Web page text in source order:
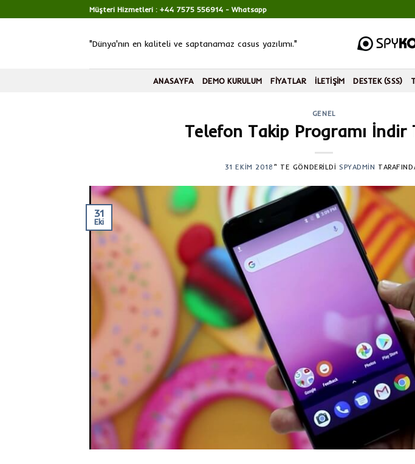
to
Müşteri Hizmetleri : +44 7575 556914 - Whatsapp
"Dünya'nın en kaliteli ve saptanamaz casus yazılımı."
ANASAYFA DEMO KURULUM FIYATLAR İLETIŞIM DESTEK (SSS)
GENEL
Telefon Takip Programı İndir
31 EKIM 2018 ’' TE GÖNDERILDI SPYADMIN
31
Eki